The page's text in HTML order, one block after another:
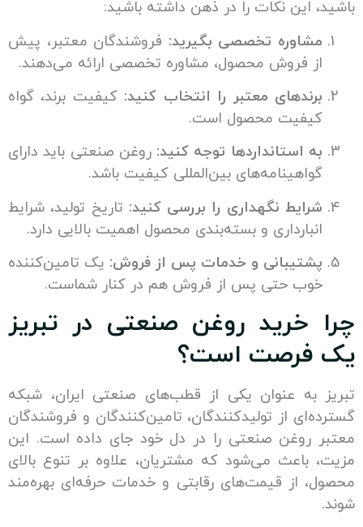
این نکات را در ذهن داشته باشید:
تخصصی بگیرید: فروشندگان معتبر، پیش
فروش محصول، مشاوره تخصصی ارائه می‌دهند.
معتبر را انتخاب کنید:کیفیت برند، گواه
محصول است.
استانداردها توجه کنید:روغن صنعتی باید دارای
بین‌المللی کیفیت باشد.
نگهداری را بررسی کنید:تاریخ تولید، شرایط
و بسته‌بندی محصول اهمیت بالایی دارد.
و خدمات پس از فروش:یک تامین‌کننده
حتی پس از فروش هم در کنار شماست.
روغن صنعتی در تبریز
است؟
به عنوان یکی از قطب‌های صنعتی ایران، شبکه
از تولیدکنندگان، تامین‌کنندگان و فروشندگان
روغن صنعتی را در دل خود جای داده است. این
می‌شود که مشتریان، علاوه بر تنوع بالای
از قیمت‌های رقابتی و خدمات حرفه‌ای بهره‌مند